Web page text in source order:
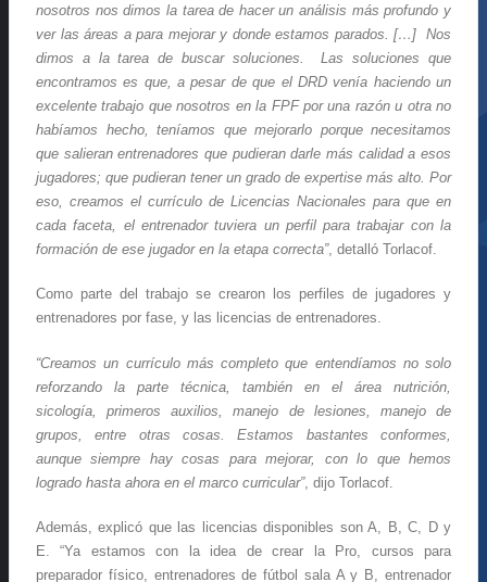
nosotros nos dimos la tarea de hacer un análisis más profundo y
ver las áreas a para mejorar y donde estamos parados. […] Nos
dimos a la tarea de buscar soluciones. Las soluciones que
encontramos es que, a pesar de que el DRD venía haciendo un
excelente trabajo que nosotros en la FPF por una razón u otra no
habíamos hecho, teníamos que mejorarlo porque necesitamos
que salieran entrenadores que pudieran darle más calidad a esos
jugadores; que pudieran tener un grado de expertise más alto. Por
eso, creamos el currículo de Licencias Nacionales para que en
cada faceta, el entrenador tuviera un perfil para trabajar con la
formación de ese jugador en la etapa correcta”, detalló Torlacof.
Como parte del trabajo se crearon los perfiles de jugadores y
entrenadores por fase, y las licencias de entrenadores.
“Creamos un currículo más completo que entendíamos no solo
reforzando la parte técnica, también en el área nutrición,
sicología, primeros auxilios, manejo de lesiones, manejo de
grupos, entre otras cosas. Estamos bastantes conformes,
aunque siempre hay cosas para mejorar, con lo que hemos
logrado hasta ahora en el marco curricular”, dijo Torlacof.
Además, explicó que las licencias disponibles son A, B, C, D y
E. “Ya estamos con la idea de crear la Pro, cursos para
preparador físico, entrenadores de fútbol sala A y B, entrenador